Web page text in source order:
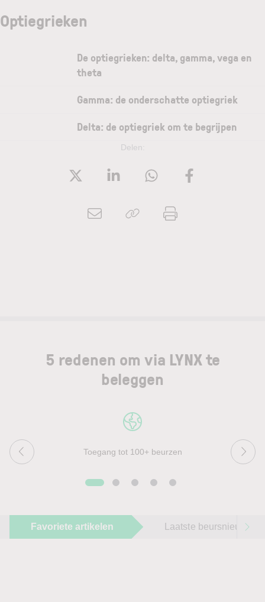
Optiegrieken
De optiegrieken: delta, gamma, vega en
theta
Gamma: de onderschatte optiegriek
Delta: de optiegriek om te begrijpen
Delen:
5 redenen om via LYNX te
beleggen
Toegang tot 100+ beurzen
Favoriete artikelen Laatste beursnieuws